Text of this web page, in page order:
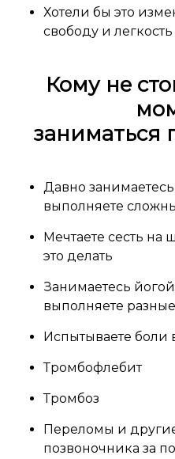
Хотели бы это
свободу и
Кому не
заниматься
Давно
выполняете
Мечтаете сесть на
это делать
Занимаетесь
выполняете
Испытываете боли
Тромбофлебит
Тромбоз
Переломы и
позвоночника за